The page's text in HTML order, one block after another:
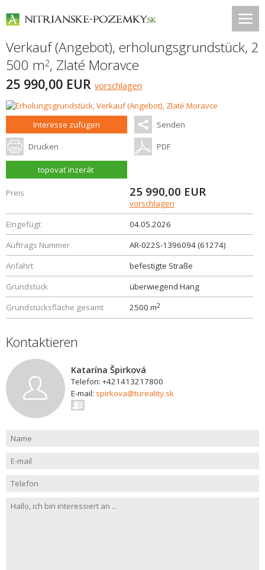
Verkauf (Angebot), erholungsgrundstück, 2
500 m2, Zlaté Moravce
25 990,00 EUR vorschlagen
Interesse zufügen Senden
Drucken PDF
topovať inzerát
Preis 25 990,00 EUR
vorschlagen
Eingefügt
04.05.2026
Auftrags Nummer
AR-022S-1396094 (61274)
Anfahrt
befestigte Straße
Grundstück
überwiegend Hang
Grundstücksfläche gesamt
2500 m2
Kontaktieren
Katarína Špirková
Telefon: +421413217800
E-mail: spirkova@tureality.sk